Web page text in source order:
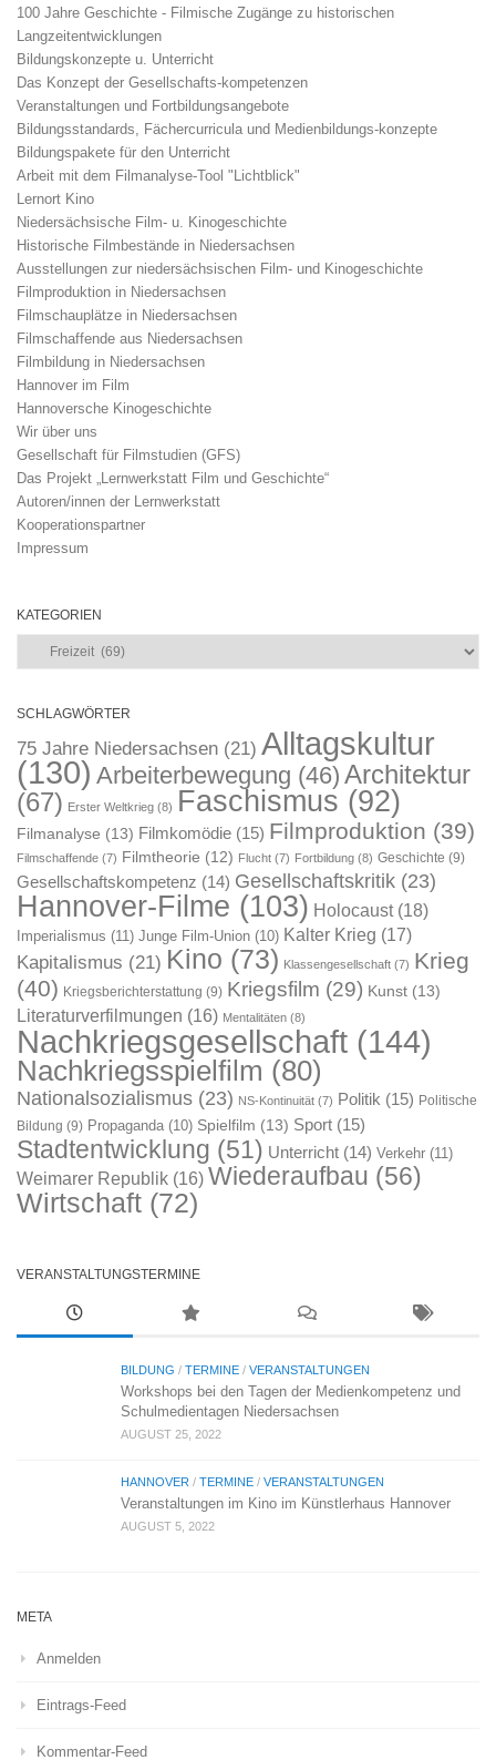
100 Jahre Geschichte - Filmische Zugänge zu historischen
Langzeitentwicklungen
Bildungskonzepte u. Unterricht
Das Konzept der Gesellschafts-kompetenzen
Veranstaltungen und Fortbildungsangebote
Bildungsstandards, Fächercurricula und Medienbildungs-konzepte
Bildungspakete für den Unterricht
Arbeit mit dem Filmanalyse-Tool "Lichtblick"
Lernort Kino
Niedersächsische Film- u. Kinogeschichte
Historische Filmbestände in Niedersachsen
Ausstellungen zur niedersächsischen Film- und Kinogeschichte
Filmproduktion in Niedersachsen
Filmschauplätze in Niedersachsen
Filmschaffende aus Niedersachsen
Filmbildung in Niedersachsen
Hannover im Film
Hannoversche Kinogeschichte
Wir über uns
Gesellschaft für Filmstudien (GFS)
Das Projekt „Lernwerkstatt Film und Geschichte“
Autoren/innen der Lernwerkstatt
Kooperationspartner
Impressum
KATEGORIEN
Kategorien
SCHLAGWÖRTER
75 Jahre Niedersachsen (21) Alltagskultur
(130) Arbeiterbewegung (46) Architektur
(67) Erster Weltkrieg (8) Faschismus (92)
Filmanalyse (13) Filmkomödie (15) Filmproduktion (39)
Filmschaffende (7) Filmtheorie (12) Flucht (7) Fortbildung (8) Geschichte (9)
Gesellschaftskompetenz (14) Gesellschaftskritik (23)
Hannover-Filme (103) Holocaust(18)
Imperialismus (11) Junge Film-Union (10) Kalter Krieg (17)
Kapitalismus (21) Kino (73) Klassengesellschaft (7) Krieg
(40) Kriegsberichterstattung (9) Kriegsfilm (29) Kunst (13)
Literaturverfilmungen (16) Mentalitäten (8)
Nachkriegsgesellschaft (144)
Nachkriegsspielfilm (80)
Nationalsozialismus (23) NS-Kontinuität (7) Politik (15) Politische
Bildung (9) Propaganda (10) Spielfilm (13) Sport (15)
Stadtentwicklung (51) Unterricht (14) Verkehr (11)
Weimarer Republik (16) Wiederaufbau (56)
Wirtschaft (72)
VERANSTALTUNGSTERMINE
BILDUNG / TERMINE / VERANSTALTUNGEN
Workshops bei den Tagen der Medienkompetenz und
Schulmedientagen Niedersachsen
AUGUST 25, 2022
HANNOVER / TERMINE / VERANSTALTUNGEN
Veranstaltungen im Kino im Künstlerhaus Hannover
AUGUST 5, 2022
META
Anmelden
Eintrags-Feed
Kommentar-Feed